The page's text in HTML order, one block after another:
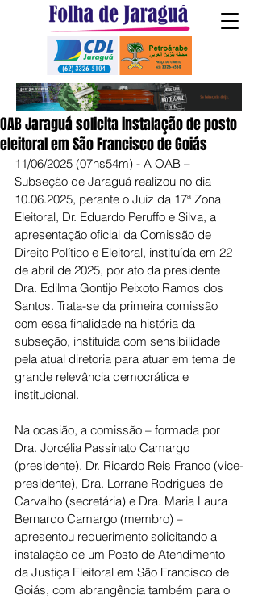
OAB Jaraguá solicita instalação de posto
eleitoral em São Francisco de Goiás
11/06/2025 (07hs54m) - A OAB –
Subseção de Jaraguá realizou no dia
10.06.2025, perante o Juiz da 17ª Zona
Eleitoral, Dr. Eduardo Peruffo e Silva, a
apresentação oficial da Comissão de
Direito Político e Eleitoral, instituída em 22
de abril de 2025, por ato da presidente
Dra. Edilma Gontijo Peixoto Ramos dos
Santos. Trata-se da primeira comissão
com essa finalidade na história da
subseção, instituída com sensibilidade
pela atual diretoria para atuar em tema de
grande relevância democrática e
institucional.
Na ocasião, a comissão – formada por
Dra. Jorcélia Passinato Camargo
(presidente), Dr. Ricardo Reis Franco (vice-
presidente), Dra. Lorrane Rodrigues de
Carvalho (secretária) e Dra. Maria Laura
Bernardo Camargo (membro) –
apresentou requerimento solicitando a
instalação de um Posto de Atendimento
da Justiça Eleitoral em São Francisco de
Goiás, com abrangência também para o